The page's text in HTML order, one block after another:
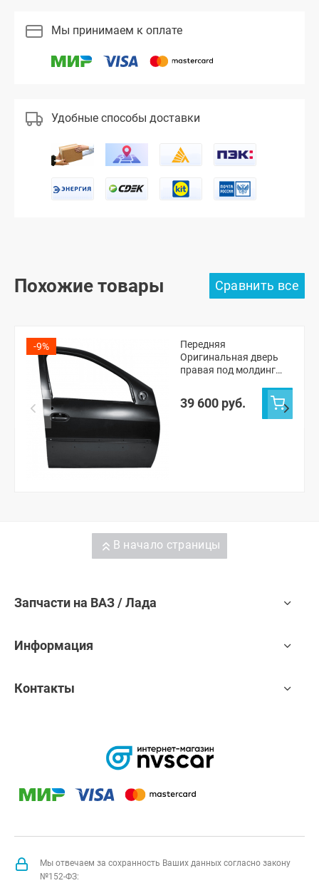
Мы принимаем к оплате
Удобные способы доставки
Похожие товары
-9%
Передняя
Оригинальная дверь
правая под молдинг
жемчужина 676)
39 600 руб.
В начало страницы
Запчасти на ВАЗ / Лада
Информация
Контакты
Мы отвечаем за сохранность Ваших данных согласно закону
№152-ФЗ: